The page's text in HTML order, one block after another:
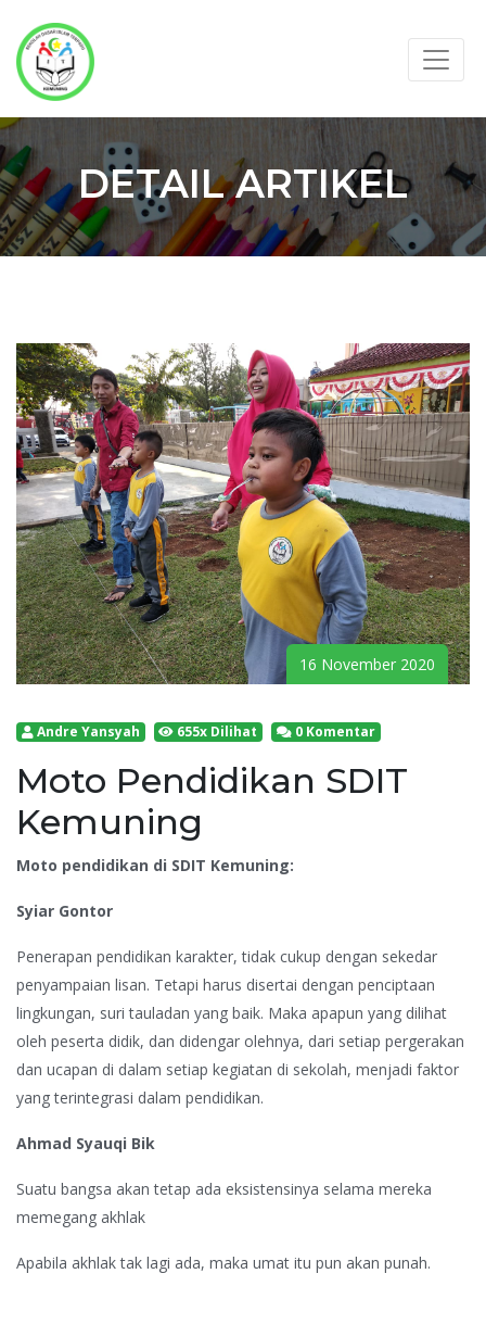
DETAIL ARTIKEL
16 November 2020
Andre Yansyah 655x Dilihat 0 Komentar
Moto Pendidikan SDIT
Kemuning
Moto pendidikan di SDIT Kemuning:
Syiar Gontor
Penerapan pendidikan karakter, tidak cukup dengan sekedar
penyampaian lisan. Tetapi harus disertai dengan penciptaan
lingkungan, suri tauladan yang baik. Maka apapun yang dilihat
oleh peserta didik, dan didengar olehnya, dari setiap pergerakan
dan ucapan di dalam setiap kegiatan di sekolah, menjadi faktor
yang terintegrasi dalam pendidikan.
Ahmad Syauqi Bik
Suatu bangsa akan tetap ada eksistensinya selama mereka
memegang akhlak
Apabila akhlak tak lagi ada, maka umat itu pun akan punah.